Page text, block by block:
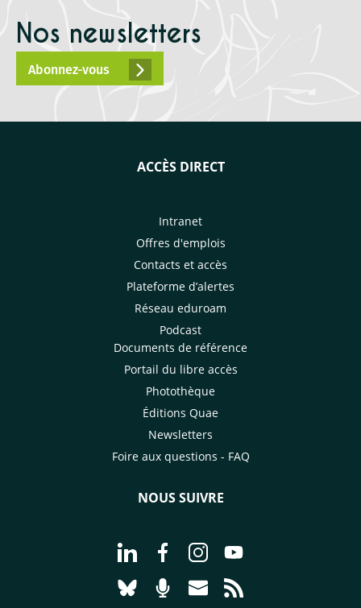
Nos newsletters
Abonnez-vous
ACCÈS DIRECT
Intranet
Offres d'emplois
Contacts et accès
Plateforme d’alertes
Réseau eduroam
Podcast
Documents de référence
Portail du libre accès
Photothèque
Éditions Quae
Newsletters
Foire aux questions - FAQ
NOUS SUIVRE
Aller à la page Nous suivre sur
Aller à la page Nous suivre sur
Aller à la page Nous
Aller à la page
Aller à la page Nous suivre sur
Aller à la page Nourrir le
Aller à la page Nous